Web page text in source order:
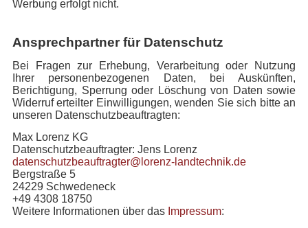
Werbung erfolgt nicht.
Ansprechpartner für Datenschutz
Bei Fragen zur Erhebung, Verarbeitung oder Nutzung
Ihrer personenbezogenen Daten, bei Auskünften,
Berichtigung, Sperrung oder Löschung von Daten sowie
Widerruf erteilter Einwilligungen, wenden Sie sich bitte an
unseren Datenschutzbeauftragten:
Max Lorenz KG
Datenschutzbeauftragter: Jens Lorenz
datenschutzbeauftragter@lorenz-landtechnik.de
Bergstraße 5
24229 Schwedeneck
+49 4308 18750
Weitere Informationen über das Impressum: